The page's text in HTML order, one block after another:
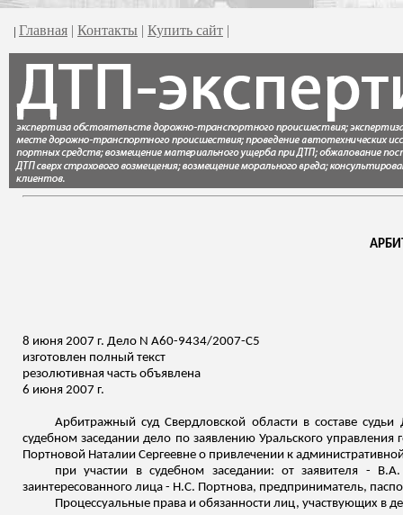
| Главная | Контакты | Купить сайт |
8 июня 2007 г. Дело N А60-9434/2007-С5
изготовлен полный текст
резолютивная часть объявлена
6 июня 2007 г.
Арбитражный суд Свердловской области в составе судьи
судебном заседании дело по заявлению Уральского
Портновой Наталии Сергеевне о привлечении к
при участии в судебном заседании: от заявителя -
заинтересованного лица - Н.С. Портнова, предприниматель,
Процессуальные права и обязанности лиц, участвующих в